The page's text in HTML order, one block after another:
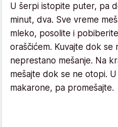
U šerpi istopite puter, pa
minut, dva. Sve vreme
mleko, posolite i
oraščićem. Kuvajte dok se
neprestano mešanje. Na
mešajte dok se ne otopi.
makarone, pa promešajte.